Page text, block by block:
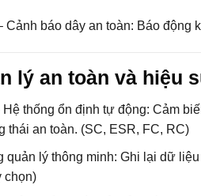
Cảnh báo dây an toàn: Báo động
lý an toàn và hiệu
thống ổn định tự động: Cảm
thái an toàn. (SC, ESR, FC, RC)
quản lý thông minh: Ghi lại dữ
chọn)